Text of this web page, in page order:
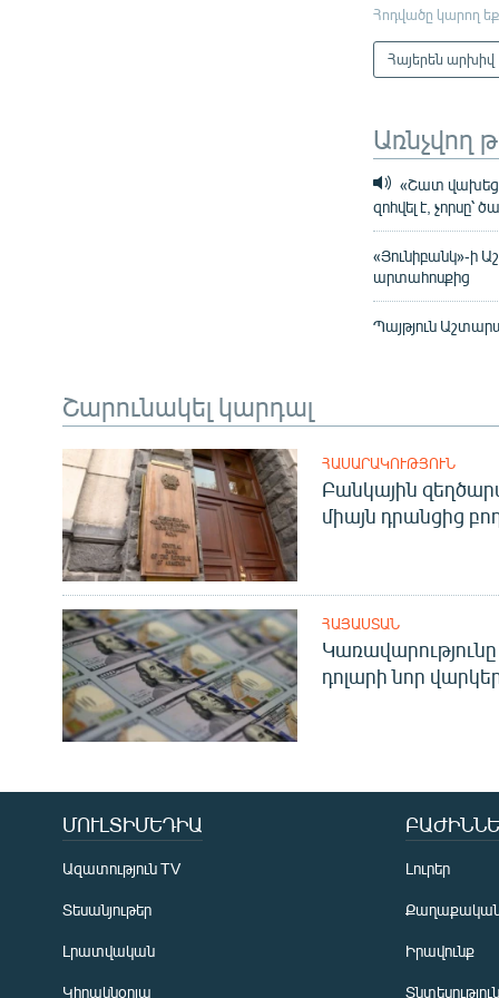
Հոդվածը կարող
Հայերեն արխիվ
Առնչվող
«Շատ
զոհվել է, չորսը՝
«Յունիբանկ»-ի
արտահոսքից
Պայթյուն
Շարունակել կարդալ
ՀԱՍԱՐԱԿՈՒԹՅՈՒՆ
Բանկային
միայն դրանցից
ՀԱՅԱՍՏԱՆ
դոլարի նոր
ՄՈՒԼՏԻՄԵԴԻԱ
Ազատություն TV
Տեսանյութեր
Լրատվական
Կիրակնօրյա
Լուրեր
Իրավունք
Տնտեսություն